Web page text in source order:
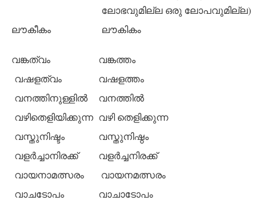
ലോഭവുമില്ല ഒരു ലോപവുമില്ല)
ലൗകീകം
ലൗകികം
വങ്കത്വം
വങ്കത്തം
വഷളത്വം
വഷളത്തം
വനത്തിനുള്ളില്‍
വനത്തില്‍
വഴിതെളിയിക്കുന്ന വഴി തെളിക്കുന്ന
വസ്തുനിഷ്ടം
വസ്തുനിഷ്ഠം
വളര്‍ച്ചാനിരക്ക്
വളര്‍ച്ചനിരക്ക്
വായനാമത്സരം
വായനമത്സരം
വാചടോപം
വാചാടോപം